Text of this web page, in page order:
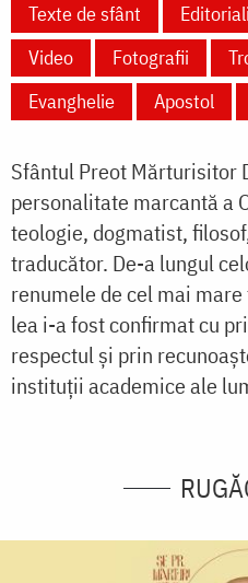
Texte de sfânt
Video
Fotografii
Evanghelie
Apostol
Sfântul Preot Mărturisitor
personalitate marcantă a
teologie, dogmatist,
traducător. De-a lungul
renumele de cel mai
lea i-a fost confirmat cu
respectul și prin
instituții academice ale